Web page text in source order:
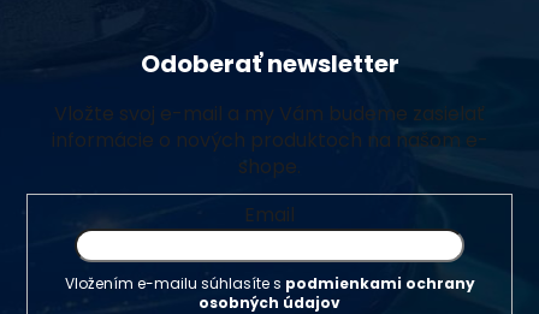
Odoberať newsletter
Vložte svoj e-mail a my Vám budeme zasielať
informácie o nových produktoch na našom e-
shope.
Email
Vložením e-mailu súhlasíte s podmienkami ochrany
osobných údajov